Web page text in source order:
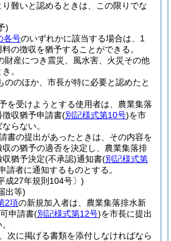
り難いと認めるときは、この限りでな
)
各号のいずれかに該当する場合は、1
の徴収を猶予することができる。
財産につき震災、風水害、火災その他
。
ののほか、市長が特に必要と認めたと
を受けようとする使用者は、農業集落
収猶予申請書(別記様式第10号)を市
らない。
書の提出があったときは、その内容を
の猶予の適否を決定し、農業集落排
猶予決定(不承認)通知書(別記様式第
請者に通知するものとする。
成27年規則104号〕)
出等)
2項の新規加入者は、農業集落排水新
申請書(別記様式第12号)を市長に提出
次に掲げる書類を添付しなければなら